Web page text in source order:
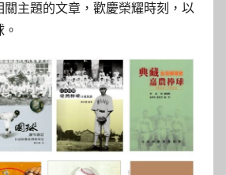
關主題的文章，歡慶榮耀時刻，以